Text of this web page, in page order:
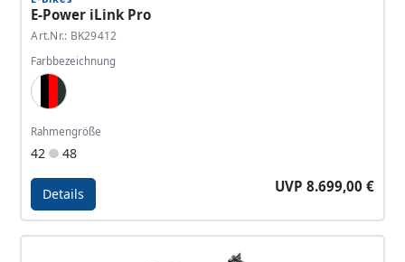
E-Power iLink Pro
Art.Nr.: BK29412
Farbbezeichnung
Silver Gray, Pearlized Black, Red, Anthracite
Rahmengröße
42 48
Details UVP 8.699,00 €